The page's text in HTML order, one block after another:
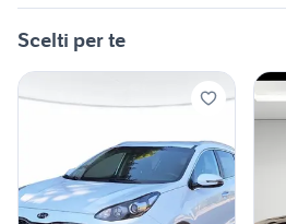
Scelti per te